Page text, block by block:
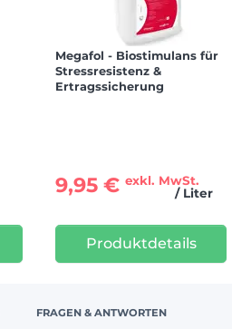
Megafol - Biostimulans für
Stressresistenz &
Ertragssicherung
9,95 €exkl. MwSt.
/ Liter
Produktdetails
FRAGEN & ANTWORTEN